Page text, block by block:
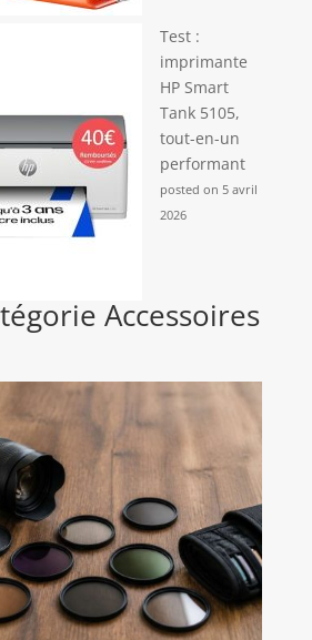
Test :
imprimante
HP Smart
Tank 5105,
tout-en-un
performant
posted on 5 avril
2026
Accessoires